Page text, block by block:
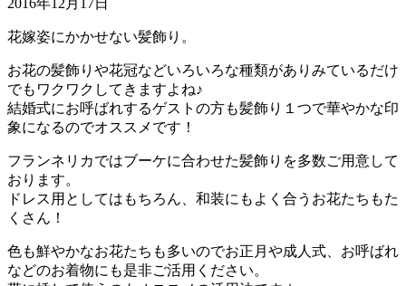
2016年12月17日
花嫁姿にかかせない髪飾り。
お花の髪飾りや花冠などいろいろな種類がありみているだけ
でもワクワクしてきますよね♪
結婚式にお呼ばれするゲストの方も髪飾り１つで華やかな印
象になるのでオススメです！
フランネリカではブーケに合わせた髪飾りを多数ご用意して
おります。
ドレス用としてはもちろん、和装にもよく合うお花たちもた
くさん！
色も鮮やかなお花たちも多いのでお正月や成人式、お呼ばれ
などのお着物にも是非ご活用ください。